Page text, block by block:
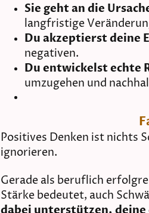
Sie geht an die
langfristige
Du akzeptierst deine
negativen.
Du entwickelst echte
umzugehen und
Positives Denken ist nichts
ignorieren.
Gerade als beruflich
Stärke bedeutet, auch